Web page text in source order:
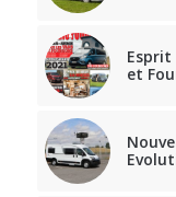
Esprit
et